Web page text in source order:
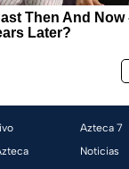
Azteca 7
Noticias